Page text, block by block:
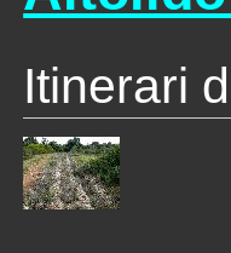
Itinerari